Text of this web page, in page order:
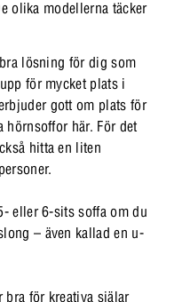
olika modellerna täcker
lösning för dig som
för mycket plats i
gott om plats för
hörnsoffor här. För det
hitta en liten
eller 6-sits soffa om du
– även kallad en u-
bra för kreativa själar